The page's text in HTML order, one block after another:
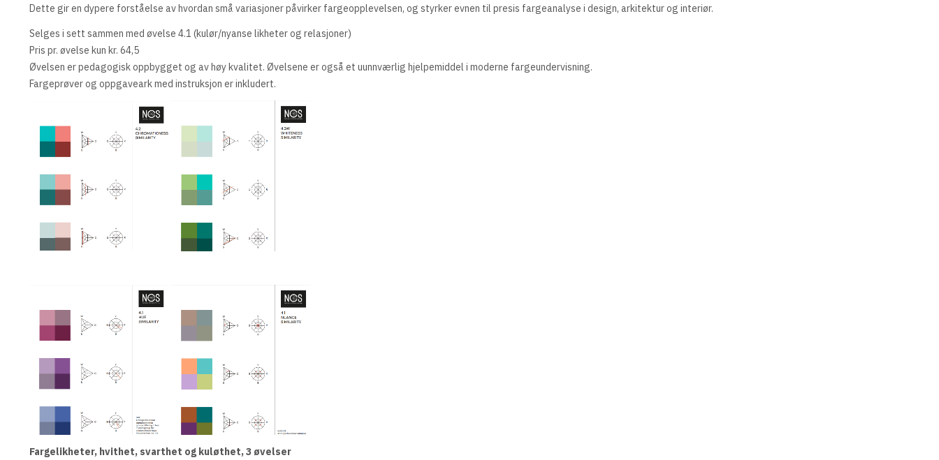
Dette gir en dypere forståelse av hvordan små variasjoner påvirker fargeopplevelsen, og styrker evnen til presis fargeanalyse i design, arkitektur og interiør.
Selges i sett sammen med øvelse 4.1 (kulør/nyanse likheter og relasjoner)
Pris pr. øvelse kun kr. 64,5
Øvelsen er pedagogisk oppbygget og av høy kvalitet. Øvelsene er også et uunnværlig hjelpemiddel i moderne fargeundervisning.
Fargeprøver og oppgaveark med instruksjon er inkludert.
Fargelikheter, hvithet, svarthet og kuløthet, 3 øvelser